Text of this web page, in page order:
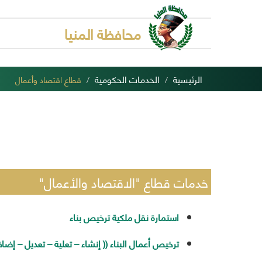
محافظة المنيا
الرئيسية الخدمات الحكومية قطاع اقتصاد وأعمال
خدمات قطاع "الاقتصاد والأعمال"
استمارة نقل ملكية ترخيص بناء
ترخيص أعمال البناء (( إنشاء – تعلية – تعديل –